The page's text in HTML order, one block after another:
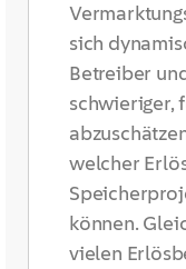
sich
Betreiber
schwieriger,
welcher
können.
vielen